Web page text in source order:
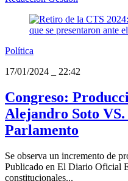
Política
17/01/2024
22:42
Congreso:
Alejandro Soto
Parlamento
Se observa un incremento de
Publicado en El Diario Oficial
constitucionales...